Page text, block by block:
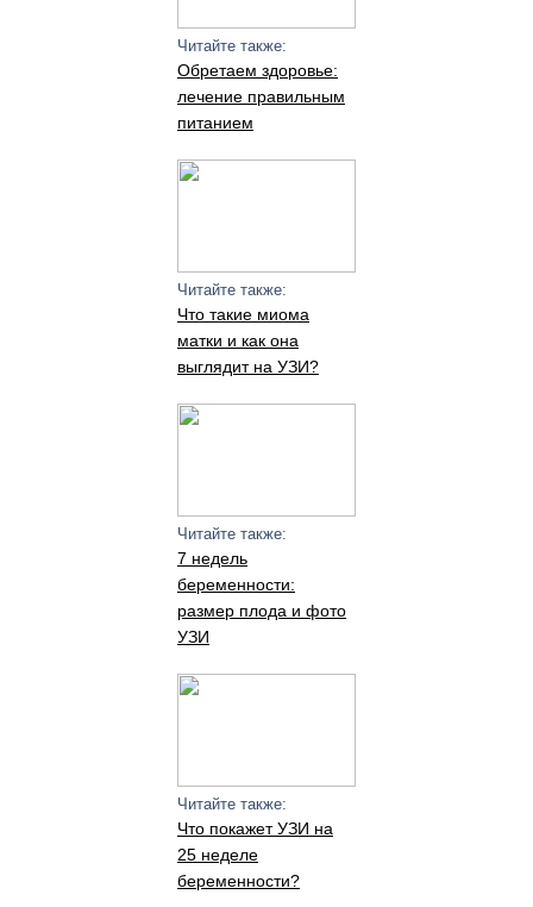
Читайте также:
Обретаем здоровье:
лечение правильным
питанием
Читайте также:
Что такие миома
матки и как она
выглядит на УЗИ?
Читайте также:
7 недель
беременности:
размер плода и фото
УЗИ
Читайте также:
Что покажет УЗИ на
25 неделе
беременности?